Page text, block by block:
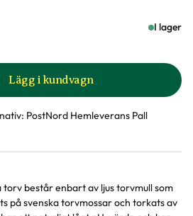
I lager
Lägg i kundvagn
PostNord Hemleverans Pall
består enbart av ljus torvmull som
på svenska torvmossar och torkats av